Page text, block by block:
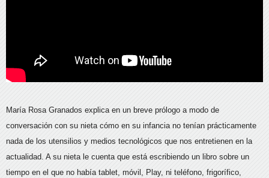
María Rosa Granados explica en un breve prólogo a modo de
conversación con su nieta cómo en su infancia no tenían prácticamente
nada de los utensilios y medios tecnológicos que nos entretienen en la
actualidad. A su nieta le cuenta que está escribiendo un libro sobre un
tiempo en el que no había tablet, móvil, Play, ni teléfono, frigorífico,